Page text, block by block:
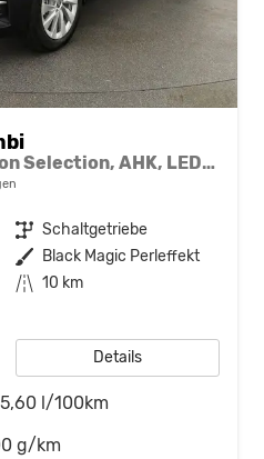
1.5 TSI 110 kW Selection Selection, AHK, LED, Side, ACC, Kamera, Winter, 17-Zoll
Getriebe Schaltgetriebe
Außenfarbe Black Magic Perleffekt
Kilometerstand 10 km
Details
5,60 l/100km
g/km